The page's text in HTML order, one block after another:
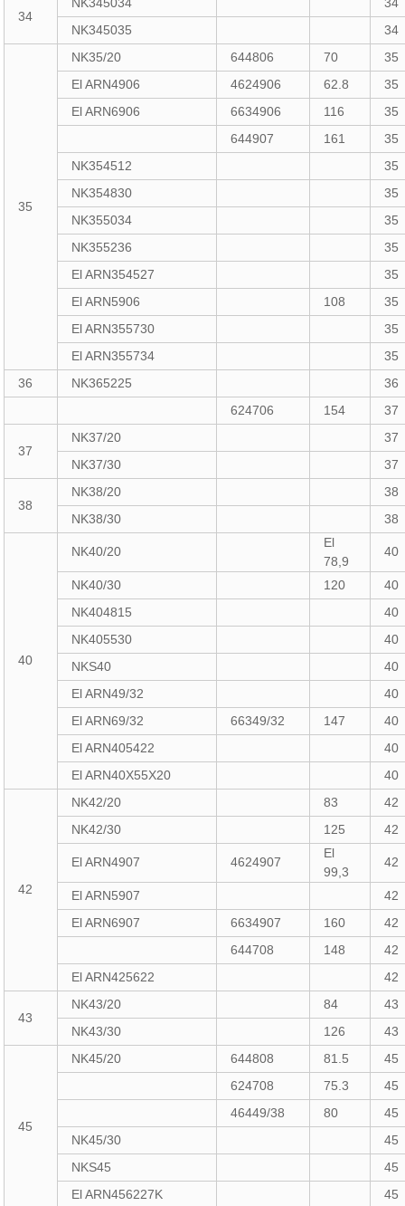
34
NK345035
34
35
NK35/20 644806 70
35
El ARN4906
4624906 62.8
35
El ARN6906
6634906 116
35
644907
161
35
NK354512
35
NK354830
35
NK355034
35
NK355236
35
El ARN354527
35
El ARN5906
108
35
El ARN355730
35
El ARN355734
35
36
NK365225
36
624706
154 37
37
NK37/20
37
NK37/30
37
38
NK38/20
38
NK38/30
38
40
NK40/20
El
78,9
40
NK40/30 120
40
NK404815
40
NK405530
40
NKS40
40
El ARN49/32
40
El ARN69/32
66349/32 147
40
El ARN405422
40
El ARN40X55X20
40
42
NK42/20 83
42
NK42/30
125 42
El ARN4907 4624907
El
99,3
42
El ARN5907
42
El ARN6907
6634907 160
42
644708
148
42
El ARN425622
42
43
NK43/20 84
43
NK43/30
126 43
45
NK45/20 644808 81.5
45
624708
75.3
45
46449/38
80
45
NK45/30
45
NKS45
45
El ARN456227K
45